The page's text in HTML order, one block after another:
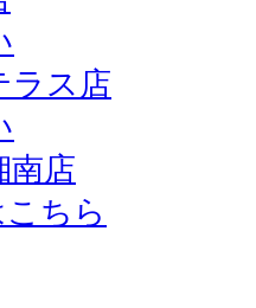
ラス店
南店
ちら